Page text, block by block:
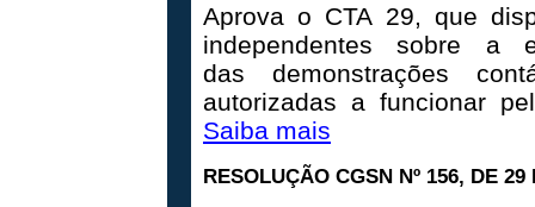
Aprova o CTA 29, que
independentes sobre a
das demonstrações
autorizadas a funcionar
Saiba mais
RESOLUÇÃO CGSN Nº 156, DE